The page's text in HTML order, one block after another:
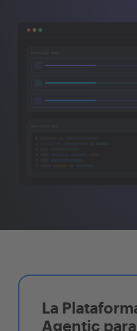
La
Agentic